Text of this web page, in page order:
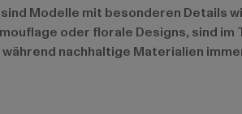
Modelle mit besonderen Details
oder florale Designs, sind
nachhaltige Materialien